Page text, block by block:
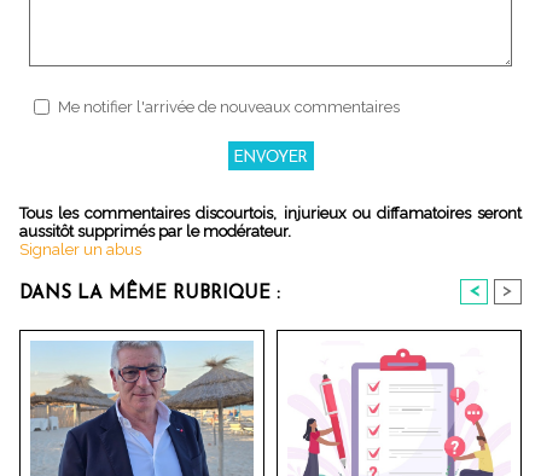
Me notifier l'arrivée de nouveaux commentaires
Tous les commentaires discourtois, injurieux ou diffamatoires seront
aussitôt supprimés par le modérateur.
Signaler un abus
DANS LA MÊME RUBRIQUE : < >